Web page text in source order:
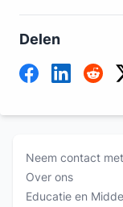
Delen
Neem contact
Over ons
Educatie en